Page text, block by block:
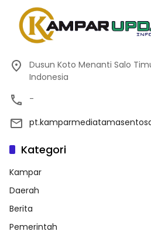
Dusun Koto Menanti Salo
Indonesia
-
Kategori
Kampar
Daerah
Berita
Pemerintah